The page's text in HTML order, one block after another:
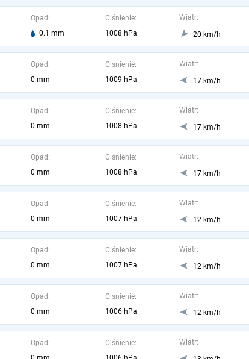
Opad:
0.1 mm
Ciśnienie:
1008 hPa
Wiatr:
20 km/h
Opad:
0 mm
Ciśnienie:
1009 hPa
Wiatr:
17 km/h
Opad:
0 mm
Ciśnienie:
1008 hPa
Wiatr:
17 km/h
Opad:
0 mm
Ciśnienie:
1008 hPa
Wiatr:
17 km/h
Opad:
0 mm
Ciśnienie:
1007 hPa
Wiatr:
12 km/h
Opad:
0 mm
Ciśnienie:
1007 hPa
Wiatr:
12 km/h
Opad:
0 mm
Ciśnienie:
1006 hPa
Wiatr:
12 km/h
Opad:
Ciśnienie:
Wiatr: